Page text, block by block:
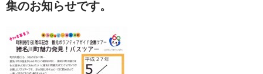
集のお知らせです。